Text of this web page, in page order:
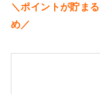
＼ポイントが貯ま
め／